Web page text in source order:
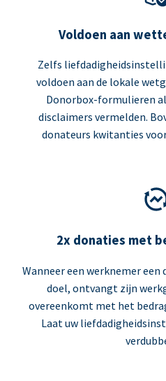
Voldoen aan
Zelfs
voldoen aan de lokale
Donorbox-formulieren
disclaimers vermelden.
donateurs kwitanties
2x donaties met
Wanneer een werknemer een
doel, ontvangt zijn
overeenkomt met het
Laat uw